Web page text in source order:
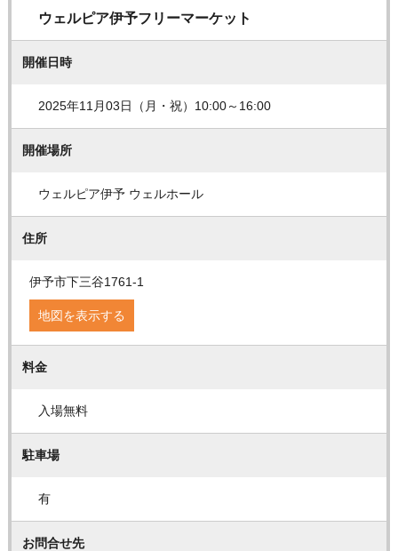
ウェルピア伊予フリーマーケット
開催日時
2025年11月03日（月・祝）10:00～16:00
開催場所
ウェルピア伊予 ウェルホール
住所
伊予市下三谷1761-1
地図を表示する
料金
入場無料
駐車場
有
お問合せ先